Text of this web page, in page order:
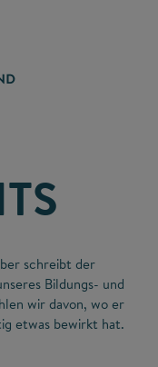
schreibt der
Bildungs- und
wir davon, wo er
etwas bewirkt hat.